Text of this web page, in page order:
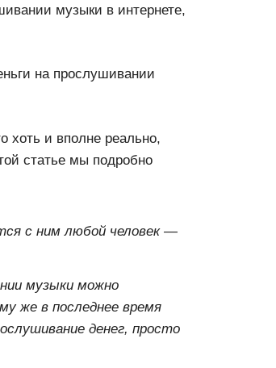
музыки в интернете,
на прослушивании
и вполне реально,
статье мы подробно
с ним любой человек —
музыки можно
же в последнее время
денег, просто